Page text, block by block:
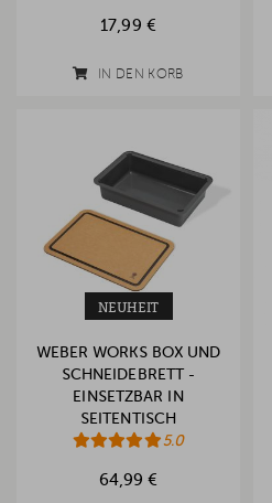
17,99 €
IN DEN KORB
NEUHEIT
WEBER WORKS BOX UND
SCHNEIDEBRETT -
EINSETZBAR IN
SEITENTISCH
5.0
64,99 €